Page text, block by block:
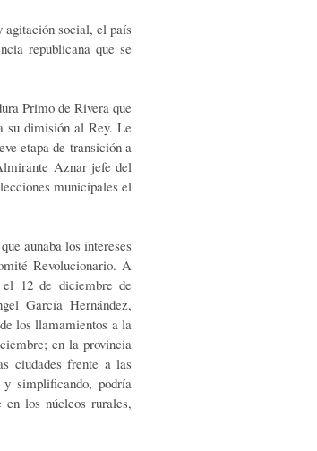
social, el país
republicana que se
Primo de Rivera que
su dimisión al Rey. Le
etapa de transición a
Aznar jefe del
municipales el
aunaba los intereses
Revolucionario. A
12 de diciembre de
García Hernández,
los llamamientos a la
en la provincia
ciudades frente a las
simplificando, podría
en los núcleos rurales,